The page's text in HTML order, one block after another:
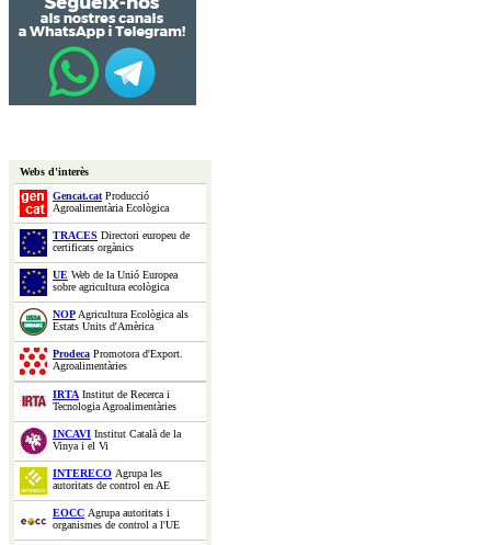
Webs d'interès
Gencat.catProducció
Agroalimentària Ecològica
TRACES Directori europeu de
certificats orgànics
UE Web de la Unió Europea
sobre agricultura ecològica
NOPAgricultura Ecològica als
Estats Units d'Amèrica
Prodeca Promotora d'Export.
Agroalimentàries
IRTA Institut de Recerca i
Tecnologia Agroalimentàries
INCAVI Institut Català de la
Vinya i el Vi
INTERECO Agrupa les
autoritats de control en AE
EOCC Agrupa autoritats i
organismes de control a l'UE